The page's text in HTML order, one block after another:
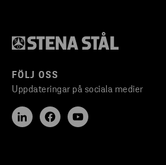
FÖLJ OSS
Uppdateringar på sociala medier